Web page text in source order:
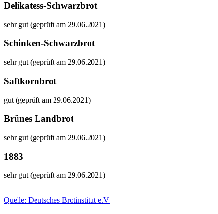
Delikatess-Schwarzbrot
sehr gut (geprüft am 29.06.2021)
Schinken-Schwarzbrot
sehr gut (geprüft am 29.06.2021)
Saftkornbrot
gut (geprüft am 29.06.2021)
Brünes Landbrot
sehr gut (geprüft am 29.06.2021)
1883
sehr gut (geprüft am 29.06.2021)
Quelle: Deutsches Brotinstitut e.V.